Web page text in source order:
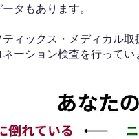
タもあります。
ティックス・メディカル
ーション検査を行ってい